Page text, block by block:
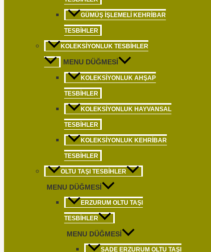
GÜMÜŞ İŞLEMELI KEHRIBAR
TESBIHLER
KOLEKSIYONLUK TESBIHLER
MENU DÜĞMESI
KOLEKSIYONLUK AHŞAP
TESBIHLER
KOLEKSIYONLUK HAYVANSAL
TESBIHLER
KOLEKSIYONLUK KEHRIBAR
TESBIHLER
OLTU TAŞI TESBIHLER
MENU DÜĞMESI
ERZURUM OLTU TAŞI
TESBIHLER
MENU DÜĞMESI
SADE ERZURUM OLTU TAŞI